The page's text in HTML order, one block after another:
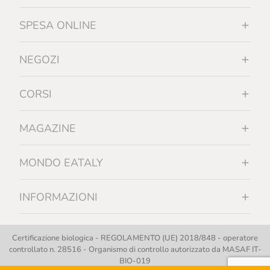
SPESA ONLINE
NEGOZI
CORSI
MAGAZINE
MONDO EATALY
INFORMAZIONI
Certificazione biologica - REGOLAMENTO (UE) 2018/848 - operatore
controllato n. 28516 - Organismo di controllo autorizzato da MASAF IT-
BIO-019